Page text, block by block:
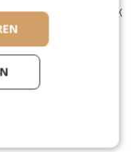
doel: de vrijspraak
te blijven delen!